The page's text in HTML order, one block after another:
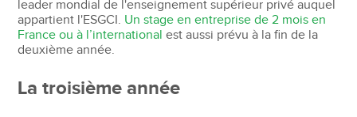
leader mondial de l'enseignement supérieur privé auquel
appartient l'ESGCI. Un stage en entreprise de 2 mois en
France ou à l’international est aussi prévu à la fin de la
deuxième année.
La troisième année